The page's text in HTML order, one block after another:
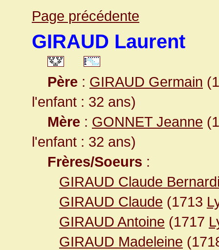
Page précédente
GIRAUD Laurent
Père : GIRAUD Germain
l'enfant : 32 ans)
Mère : GONNET Jeanne
l'enfant : 32 ans)
Frères/Soeurs :
GIRAUD Claude
GIRAUD Claude (1713
GIRAUD Antoine (1717
GIRAUD Madeleine